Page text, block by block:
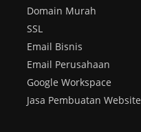
Domain Murah
SSL
Email Bisnis
Email Perusahaan
Google Workspace
Jasa Pembuatan Website